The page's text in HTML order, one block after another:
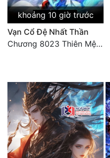
Đẹp Hiệp
Tính Cách Nhân Vật :
Vô Sỉ
Điềm Đạm
khoảng 10 giờ trước
Vạn Cổ Đệ Nhất Thần
Chương 8023 Thiên Mệnh cương đồ